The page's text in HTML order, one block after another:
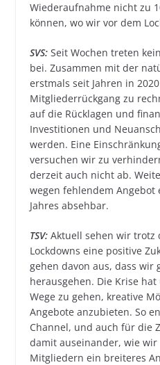
Wiederaufnahme nicht zu
können, wo wir vor dem
SVS:Seit Wochen treten
bei. Zusammen mit der
erstmals seit Jahren in
Mitgliederrückgang zu
auf die Rücklagen und
Investitionen und
werden. Eine
versuchen wir zu
derzeit auch nicht ab.
wegen fehlendem Angebot
Jahres absehbar.
TSV:Aktuell sehen wir trotz
Lockdowns eine positive
gehen davon aus, dass wir
herausgehen. Die Krise
Wege zu gehen, kreative
Angebote anzubieten. So
Channel, und auch für die
damit auseinander, wie
Mitgliedern ein breiteres